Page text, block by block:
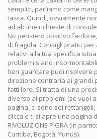
semplici, parliamo come
tasca. Quindi, ovviamente
ad alcune richieste di
No pensiero positivo
di fragola. Consigli pratici
relativi alla tua specifica
problemi siano
ben guardare puoi risolvere
direzione contraria ai grandi
fatti loro. Si tratta di una
diverso ai problemi (se vuoi
pagina, ci sono sei rettangoli,
clicca e ti si apre una pagina
RIVOLUZIONE PIGRA (in
Curitiba, Bogotà, Yunus).